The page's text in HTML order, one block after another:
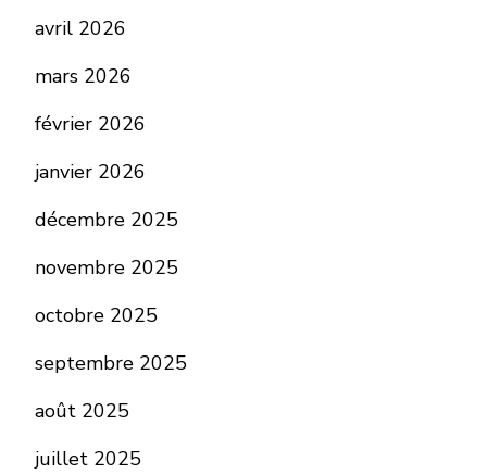
avril 2026
mars 2026
février 2026
janvier 2026
décembre 2025
novembre 2025
octobre 2025
septembre 2025
août 2025
juillet 2025